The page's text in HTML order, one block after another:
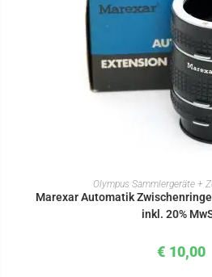
IN DEN
Olympus Sammlergeräte +
Marexar Automatik
inkl. 20%
€ 10,00